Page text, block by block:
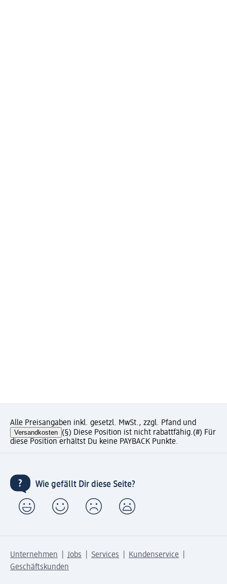
Alle Preisangaben inkl. gesetzl. MwSt., zzgl. Pfand und
Versandkosten (§) Diese Position ist nicht rabattfähig.(#) Für
diese Position erhältst Du keine PAYBACK Punkte.
Wie gefällt Dir diese Seite?
Unternehmen Jobs Services
Kundenservice
Geschäftskunden